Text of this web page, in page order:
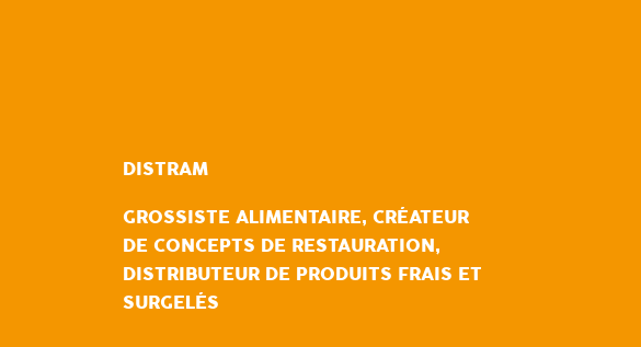
DISTRAM
GROSSISTE ALIMENTAIRE, CRÉATEUR
DE CONCEPTS DE RESTAURATION,
DISTRIBUTEUR DE PRODUITS FRAIS ET
SURGELÉS